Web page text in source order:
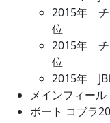
2015年
位
2015年
位
2015年
メインフィー
ボート コブラ